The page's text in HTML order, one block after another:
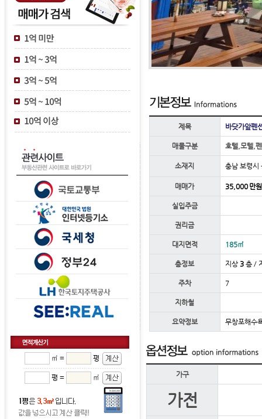
㎡ = 평
평 = ㎡
제목 바닷가앞펜
매물구분 호텔,모텔,
소재지 충남 보령시
매매가 35,000 만원
실입주금
권리금
대지면적 185㎡
층정보 지상 3층 /
주차 7
지하철
요약정보 무창포해수
가구
가전